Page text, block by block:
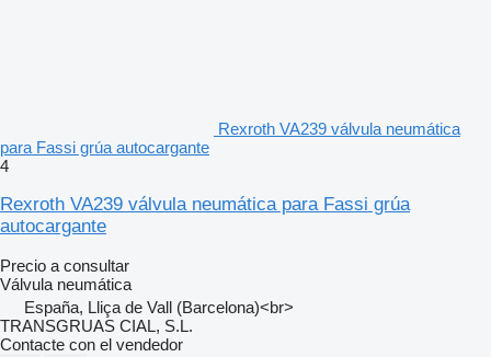
Rexroth VA239 válvula neumática
para Fassi grúa autocargante
4
Rexroth VA239 válvula neumática para Fassi grúa
autocargante
Precio a consultar
Válvula neumática
España, Lliça de Vall (Barcelona)<br>
TRANSGRUAS CIAL, S.L.
Contacte con el vendedor